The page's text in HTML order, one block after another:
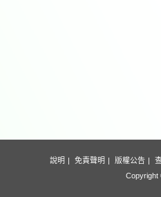
說明 免責聲明 版權公告
Copyright